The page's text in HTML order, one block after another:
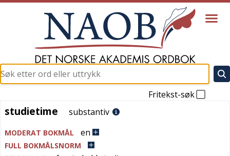
Fritekst-søk
studietime
studietime substantiv
MODERAT BOKMÅL en
FULL BOKMÅLSNORM